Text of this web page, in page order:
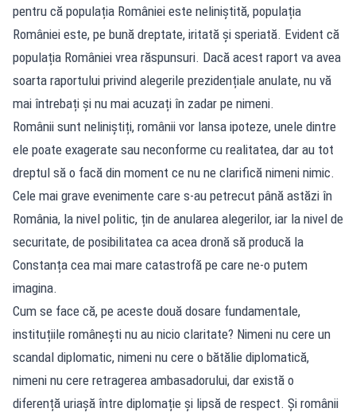
pentru că populația României este neliniștită, populația
României este, pe bună dreptate, iritată și speriată. Evident că
populația României vrea răspunsuri. Dacă acest raport va avea
soarta raportului privind alegerile prezidențiale anulate, nu vă
mai întrebați și nu mai acuzați în zadar pe nimeni.
Românii sunt neliniștiți, românii vor lansa ipoteze, unele dintre
ele poate exagerate sau neconforme cu realitatea, dar au tot
dreptul să o facă din moment ce nu ne clarifică nimeni nimic.
Cele mai grave evenimente care s-au petrecut până astăzi în
România, la nivel politic, țin de anularea alegerilor, iar la nivel de
securitate, de posibilitatea ca acea dronă să producă la
Constanța cea mai mare catastrofă pe care ne-o putem
imagina.
Cum se face că, pe aceste două dosare fundamentale,
instituțiile românești nu au nicio claritate? Nimeni nu cere un
scandal diplomatic, nimeni nu cere o bătălie diplomatică,
nimeni nu cere retragerea ambasadorului, dar există o
diferență uriașă între diplomație și lipsă de respect. Și românii